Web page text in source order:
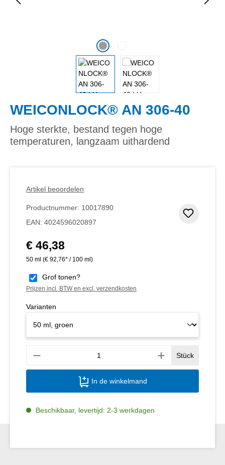
WEICONLOCK® AN 306-40
Hoge sterkte, bestand tegen hoge
temperaturen, langzaam uithardend
Artikel beoordelen
Productnummer: 10017890
EAN: 4024596020897
Normale prijs:
€ 46,38
50 ml (€ 92,76* / 100 ml)
Grof tonen?
Prijzen incl. BTW en excl. verzendkosten
Varianten
Stück
In de winkelmand
Beschikbaar, levertijd: 2-3 werkdagen